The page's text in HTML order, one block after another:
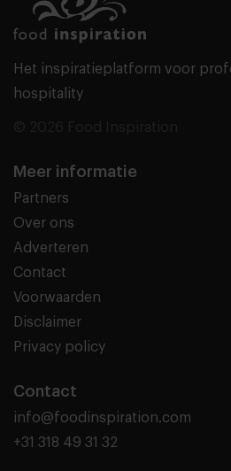
Het inspiratieplatform voor
hospitality
Meer informatie
Partners
Over ons
Adverteren
Contact
Voorwaarden
Disclaimer
Privacy policy
Contact
info@foodinspiration.com
+31 318 49 31 32